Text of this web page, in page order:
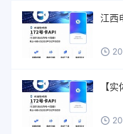
江西
【